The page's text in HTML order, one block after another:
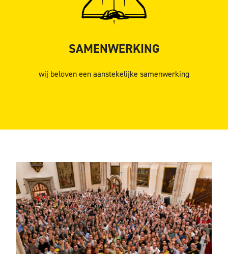
SAMENWERKING
wij beloven een aanstekelijke samenwerking